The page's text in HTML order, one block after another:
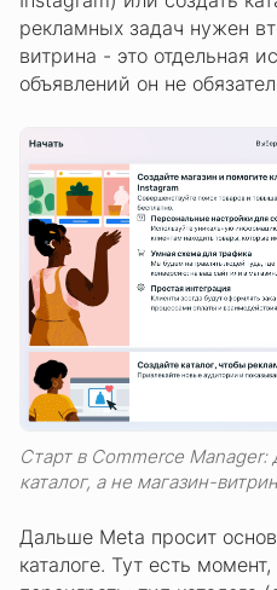
рекламных задач нужен
витрина - это отдельная
объявлений он не
Старт в Commerce
каталог, а не магазин-
Дальше Meta просит
каталоге. Тут есть